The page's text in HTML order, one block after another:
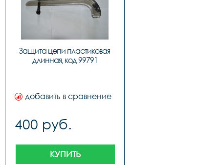
Защита цепи пластиковая
длинная, код 99791
добавить в сравнение
400 руб.
КУПИТЬ